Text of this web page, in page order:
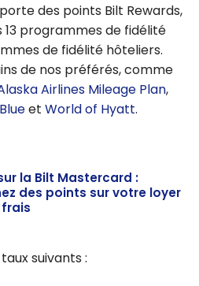
des points Bilt Rewards,
programmes de fidélité
de fidélité hôteliers.
de nos préférés, comme
Airlines Mileage Plan,
et World of Hyatt.
la Bilt Mastercard :
des points sur votre loyer
suivants :